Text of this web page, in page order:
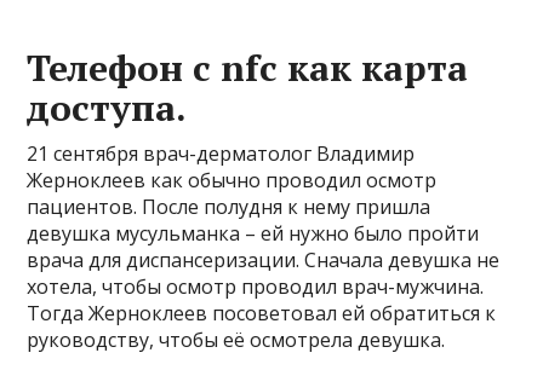
Телефон с nfc как карта
доступа.
21 сентября врач-дерматолог Владимир
Жерноклеев как обычно проводил осмотр
пациентов. После полудня к нему пришла
девушка мусульманка – ей нужно было пройти
врача для диспансеризации. Сначала девушка не
хотела, чтобы осмотр проводил врач-мужчина.
Тогда Жерноклеев посоветовал ей обратиться к
руководству, чтобы её осмотрела девушка.